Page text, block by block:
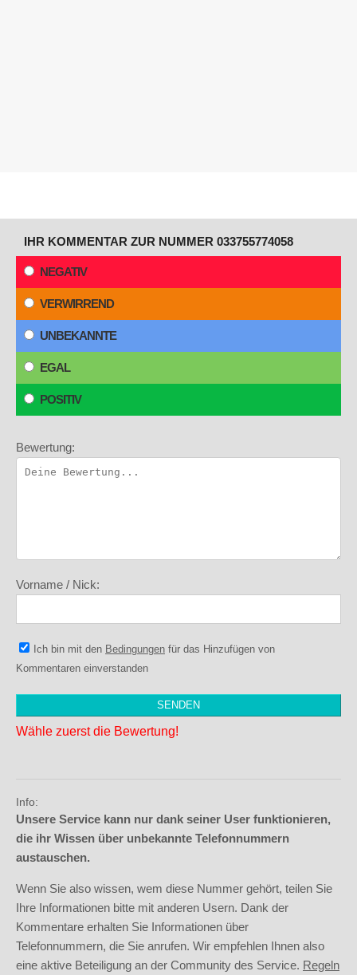
IHR KOMMENTAR ZUR NUMMER 033755774058
NEGATIV
VERWIRREND
UNBEKANNTE
EGAL
POSITIV
Bewertung:
Vorname / Nick:
Ich bin mit den Bedingungen für das Hinzufügen von
Kommentaren einverstanden
Wähle zuerst die Bewertung!
Info:
Unsere Service kann nur dank seiner User funktionieren,
die ihr Wissen über unbekannte Telefonnummern
austauschen.
Wenn Sie also wissen, wem diese Nummer gehört, teilen Sie
Ihre Informationen bitte mit anderen Usern. Dank der
Kommentare erhalten Sie Informationen über
Telefonnummern, die Sie anrufen. Wir empfehlen Ihnen also
eine aktive Beteiligung an der Community des Service. Regeln